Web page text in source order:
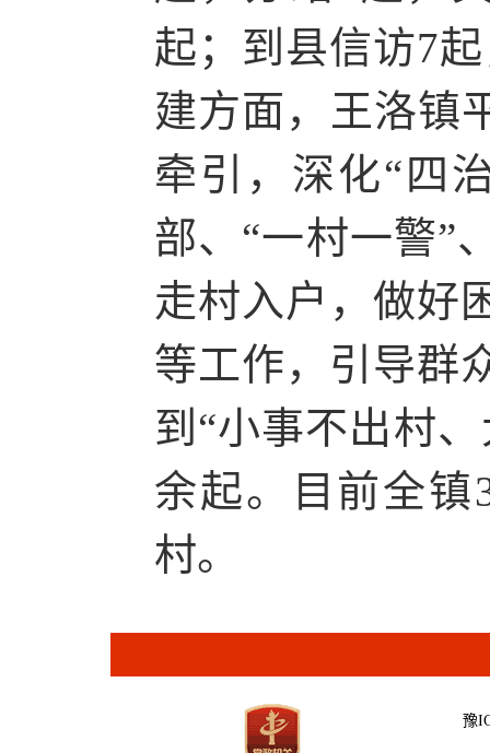
起；到县信访7
建方面，王洛镇
牵引，深化“四
部、“一村一警”
走村入户，做好
等工作，引导群
到“小事不出村
余起。目前全镇
村。
豫